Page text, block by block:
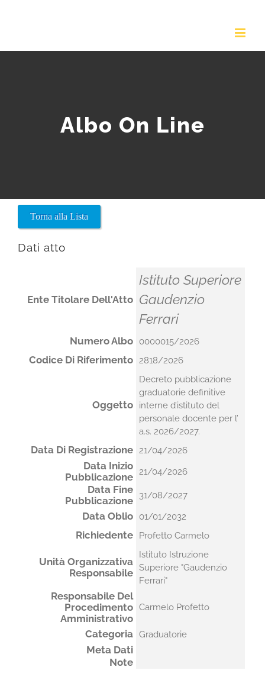
Albo On Line
Torna alla Lista
Dati atto
Ente Titolare Dell'Atto
Istituto Superiore
Gaudenzio
Ferrari
Numero Albo 0000015/2026
Codice Di Riferimento 2818/2026
Oggetto
Decreto pubblicazione
graduatorie definitive
interne d’istituto del
personale docente per l’
a.s. 2026/2027.
Data Di Registrazione 21/04/2026
Data Inizio
Pubblicazione
21/04/2026
Data Fine
Pubblicazione
31/08/2027
Data Oblio 01/01/2032
Richiedente Profetto Carmelo
Unità Organizzativa
Responsabile
Istituto Istruzione
Superiore "Gaudenzio
Ferrari"
Responsabile Del
Procedimento
Amministrativo
Carmelo Profetto
Categoria Graduatorie
Meta Dati
Note